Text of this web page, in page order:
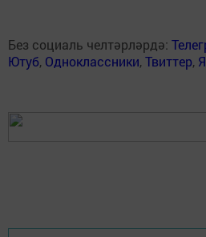
Без социаль челтәрләрдә:
Ютуб, Одноклассники,Твиттер,